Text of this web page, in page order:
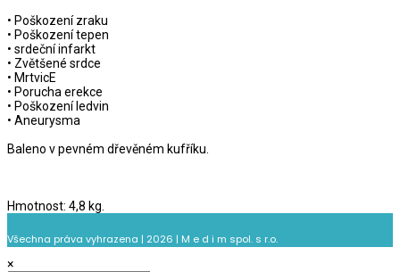
• Poškození zraku
• Poškození tepen
• srdeční infarkt
• Zvětšené srdce
• MrtvicE
• Porucha erekce
• Poškození ledvin
• Aneurysma
Baleno v pevném dřevěném kufříku.
Hmotnost: 4,8 kg.
Všechna práva vyhrazena | 2026 | M e d i m spol. s r.o.
×